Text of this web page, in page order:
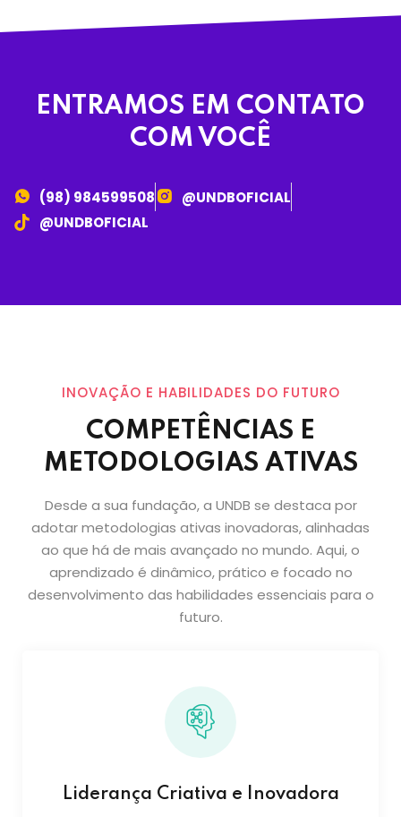
ENTRAMOS EM CONTATO
COM VOCÊ
(98) 984599508
@UNDBOFICIAL
@UNDBOFICIAL
INOVAÇÃO E HABILIDADES DO FUTURO
COMPETÊNCIAS E
METODOLOGIAS ATIVAS
Desde a sua fundação, a UNDB se destaca por
adotar metodologias ativas inovadoras, alinhadas
ao que há de mais avançado no mundo. Aqui, o
aprendizado é dinâmico, prático e focado no
desenvolvimento das habilidades essenciais para o
futuro.
Liderança Criativa e Inovadora